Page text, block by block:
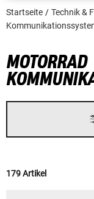
Startseite Technik &
MOTORRAD
179 Artikel